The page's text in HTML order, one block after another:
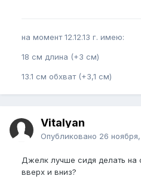
на момент 12.12.13 г. имею:
18 см длина (+3 см)
13.1 см обхват (+3,1 см)
Vitalyan
Опубликовано 26
Джелк лучше сидя делать на
вверх и вниз?